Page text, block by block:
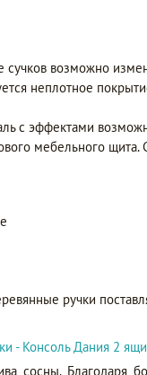
возможно
неплотное
с эффектами
мебельного щита.
ручки
- Консоль Дания 2
сосны. Благодаря